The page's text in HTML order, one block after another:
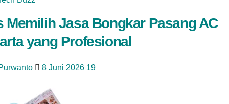
Memilih Jasa Bongkar Pasang AC
yang Profesional
8 Juni 2026 19